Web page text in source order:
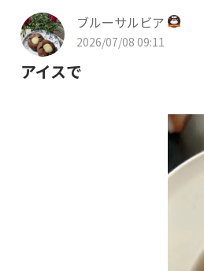
ブルーサルビア
2026/07/08 09:11
アイスで